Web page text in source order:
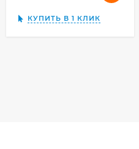
КУПИТЬ В 1 КЛИК